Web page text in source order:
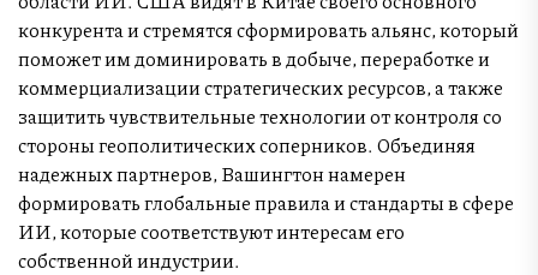
конкурента и стремятся сформировать альянс, который
поможет им доминировать в добыче, переработке и
коммерциализации стратегических ресурсов, а также
защитить чувствительные технологии от контроля со
стороны геополитических соперников. Объединяя
надежных партнеров, Вашингтон намерен
формировать глобальные правила и стандарты в сфере
ИИ, которые соответствуют интересам его
собственной индустрии.